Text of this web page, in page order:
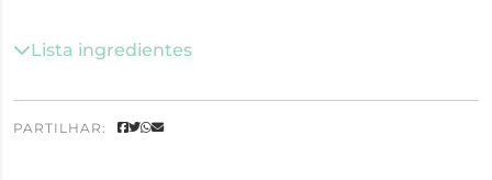
Lista ingredientes
PARTILHAR: